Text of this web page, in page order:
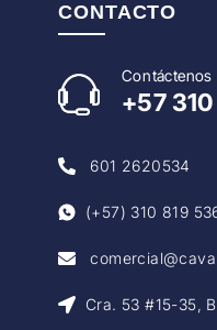
CONTACTO
Contáctenos
+57
601 2620534
(+57) 310 819
Cra. 53 #15-35,